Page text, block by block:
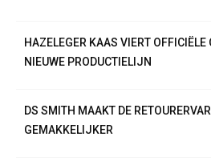
HAZELEGER KAAS VIERT OFFICIËLE
NIEUWE PRODUCTIELIJN
DS SMITH MAAKT DE
GEMAKKELIJKER